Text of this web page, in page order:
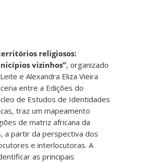
religiosos:
vizinhos”, organizado
e Alexandra Eliza Vieira
entre a Edições do
de Estudos de Identidades
traz um mapeamento
de matriz africana da
a partir da perspectiva dos
e interlocutoras. A
as principais